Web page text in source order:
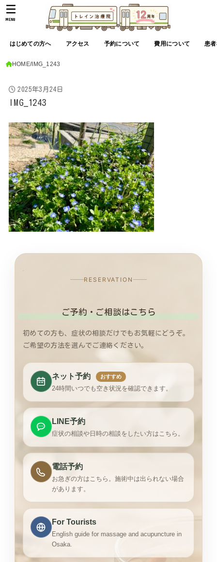
はじめての方へ アクセス 予約について 費用について 患
MENU
HOME IMG_1243
2025年3月24日
IMG_1243
RESERVATION
ご予約・ご相談はこちら
初めての方も、症状の相談だけでもお気軽にどうぞ。
ご希望の方法を選んでご連絡ください。
ネット予約 おすすめ
24時間いつでも空き状況を確認できます。
LINE予約
症状の相談や日時の相談をしたい方はこちら。
電話予約
お急ぎの方はこちら。施術中は出られない場合
があります。
For Tourists
English guide for massage and acupuncture in
Osaka.